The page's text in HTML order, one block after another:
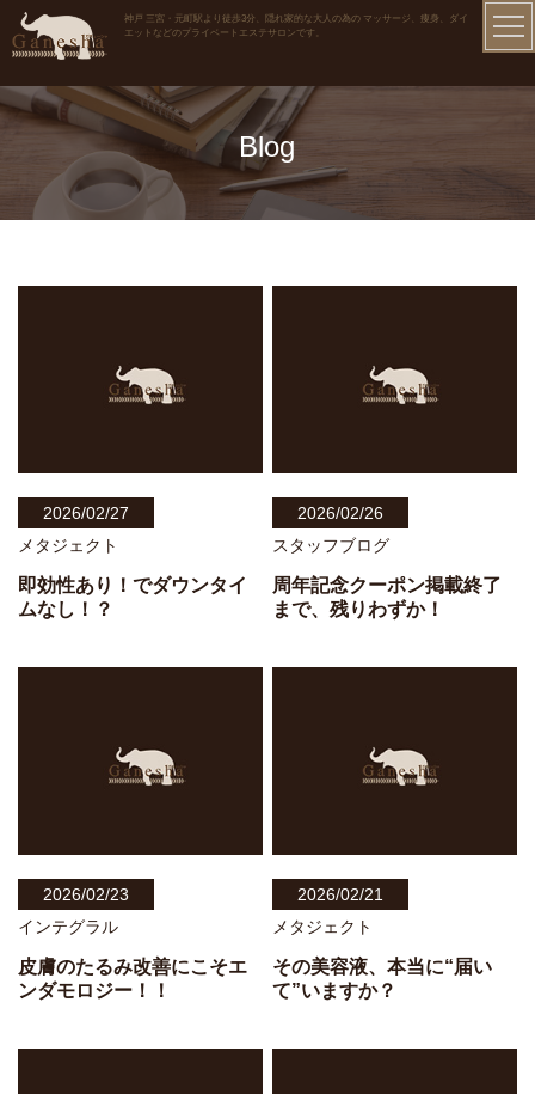
神戸 三宮・元町駅より徒歩3分、隠れ家的な大人の為の マッサージ、痩身、ダイ
エットなどのプライベートエステサロンです。
Blog
2026/02/27
メタジェクト
即効性あり！でダウンタイ
ムなし！？
2026/02/26
スタッフブログ
周年記念クーポン掲載終了
まで、残りわずか！
2026/02/23
インテグラル
皮膚のたるみ改善にこそエ
ンダモロジー！！
2026/02/21
メタジェクト
その美容液、本当に“届い
て”いますか？